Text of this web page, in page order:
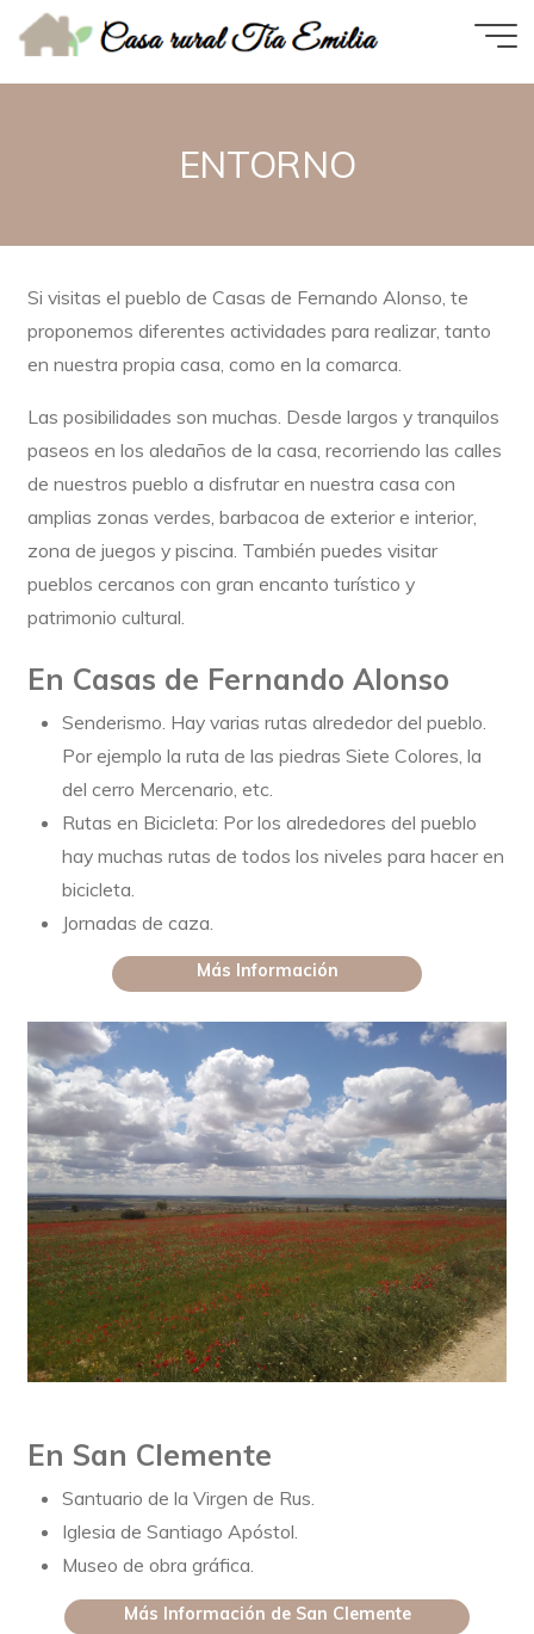
Saltar
ENTORNO
ENTORNO
Si visitas el pueblo de Casas de Fernando Alonso, te
proponemos diferentes actividades para realizar, tanto
en nuestra propia casa, como en la comarca.
Las posibilidades son muchas. Desde largos y tranquilos
paseos en los aledaños de la casa, recorriendo las calles
de nuestros pueblo a disfrutar en nuestra casa con
amplias zonas verdes, barbacoa de exterior e interior,
zona de juegos y piscina. También puedes visitar
pueblos cercanos con gran encanto turístico y
patrimonio cultural.
En Casas de Fernando Alonso
Senderismo. Hay varias rutas alrededor del pueblo.
Por ejemplo la ruta de las piedras Siete Colores, la
del cerro Mercenario, etc.
Rutas en Bicicleta: Por los alrededores del pueblo
hay muchas rutas de todos los niveles para hacer en
bicicleta.
Jornadas de caza.
Más Información
En San Clemente
Santuario de la Virgen de Rus.
Iglesia de Santiago Apóstol.
Museo de obra gráfica.
Más Información de San Clemente